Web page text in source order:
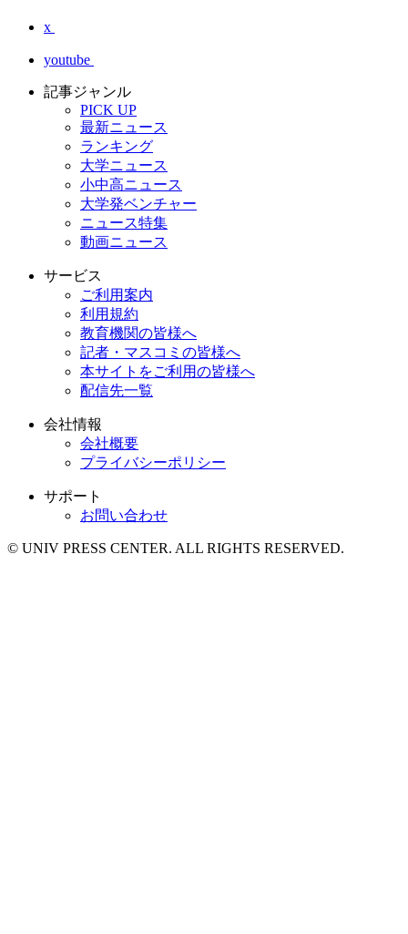
x
youtube
記事ジャンル
PICK UP
最新ニュース
ランキング
大学ニュース
小中高ニュース
大学発ベンチャー
ニュース特集
動画ニュース
サービス
ご利用案内
利用規約
教育機関の皆様へ
記者・マスコミの皆様へ
本サイトをご利用の皆様へ
配信先一覧
会社情報
会社概要
プライバシーポリシー
サポート
お問い合わせ
© UNIV PRESS CENTER. ALL RIGHTS RESERVED.